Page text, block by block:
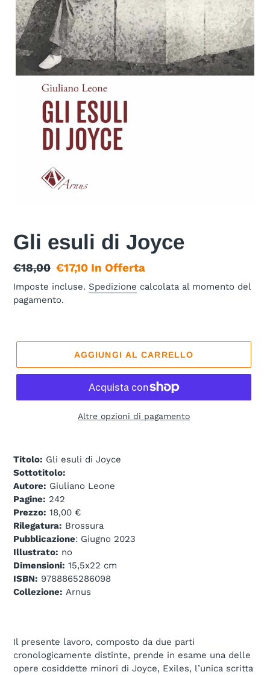
Gli esuli di Joyce
Prezzo
di
listino
€18,00 Prezzo
scontato
€17,10 In Offerta
Imposte incluse. Spedizione calcolata al momento del
pagamento.
AGGIUNGI AL CARRELLO
Altre opzioni di pagamento
Titolo: Gli esuli di Joyce
Sottotitolo:
Autore: Giuliano Leone
Pagine: 242
Prezzo: 18,00 €
Rilegatura: Brossura
Pubblicazione: Giugno 2023
Illustrato: no
Dimensioni: 15,5x22 cm
ISBN: 9788865286098
Collezione: Arnus
Il presente lavoro, composto da due parti
cronologicamente distinte, prende in esame una delle
opere cosiddette minori di Joyce, Exiles, l’unica scritta